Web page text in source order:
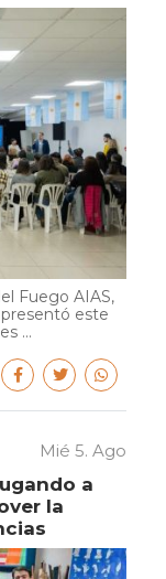
Fuego AIAS,
este
...
Mié 5. Ago
a
la